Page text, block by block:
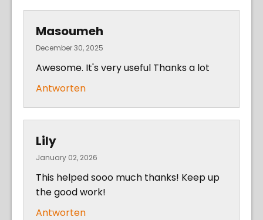
Masoumeh
December 30, 2025
Awesome. It's very useful Thanks a lot
Antworten
Lily
January 02, 2026
This helped sooo much thanks! Keep up
the good work!
Antworten